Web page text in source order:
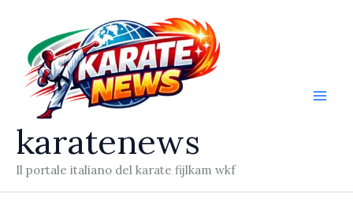
contenuto
karatenews
Il portale italiano del karate fijlkam wkf